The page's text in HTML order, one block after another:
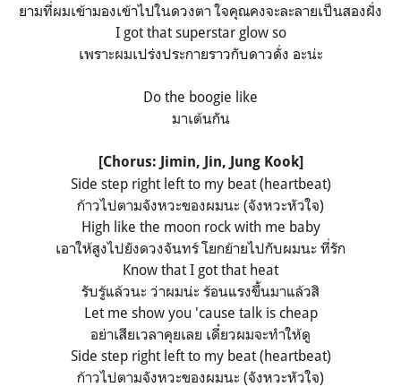
ยามที่ผมเข้ามองเข้าไปในดวงตา ใจคุณคงจะละลายเป็นสองฝั่ง
I got that superstar glow so
เพราะผมเปร่งประกายราวกับดาวดั่ง อะน่ะ
Do the boogie like
มาเต้นกัน
[Chorus: Jimin, Jin, Jung Kook]
Side step right left to my beat (heartbeat)
ก้าวไปตามจังหวะของผมนะ (จังหวะหัวใจ)
High like the moon rock with me baby
เอาให้สูงไปยังดวงจันทร์ โยกย้ายไปกับผมนะ ที่รัก
Know that I got that heat
รับรู้แล้วนะ ว่าผมน่ะ ร้อนแรงขึ้นมาแล้วสิ
Let me show you 'cause talk is cheap
อย่าเสียเวลาคุยเลย เดี๋ยวผมจะทำให้ดู
Side step right left to my beat (heartbeat)
ก้าวไปตามจังหวะของผมนะ (จังหวะหัวใจ)